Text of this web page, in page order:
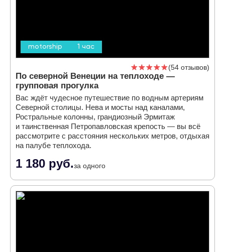
motorship 1 час
54 отзывов
По северной Венеции на теплоходе —
групповая прогулка
Вас ждёт чудесное путешествие по водным артериям
Северной столицы. Нева и мосты над каналами,
Ростральные колонны, грандиозный Эрмитаж
и таинственная Петропавловская крепость — вы всё
рассмотрите с расстояния нескольких метров, отдыхая
на палубе теплохода.
1 180 руб.за одного